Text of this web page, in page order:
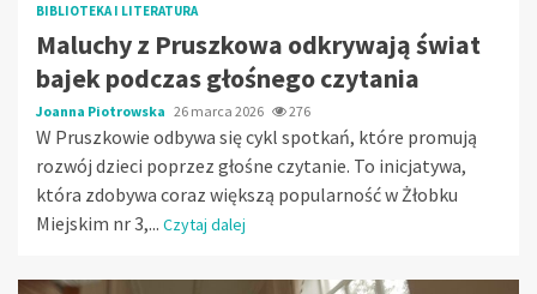
BIBLIOTEKA I LITERATURA
Maluchy z Pruszkowa odkrywają świat
bajek podczas głośnego czytania
Joanna Piotrowska 26 marca 2026 276
W Pruszkowie odbywa się cykl spotkań, które promują
rozwój dzieci poprzez głośne czytanie. To inicjatywa,
która zdobywa coraz większą popularność w Żłobku
Miejskim nr 3,... Czytaj dalej